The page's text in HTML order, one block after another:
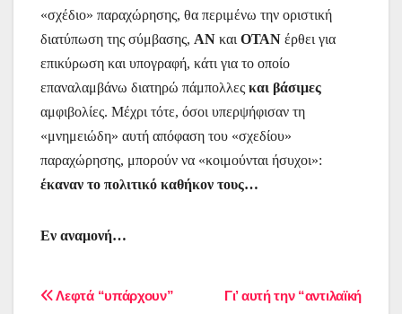
«σχέδιο» παραχώρησης, θα περιμένω την οριστική
διατύπωση της σύμβασης, ΑΝ και ΟΤΑΝ έρθει για
επικύρωση και υπογραφή, κάτι για το οποίο
επαναλαμβάνω διατηρώ πάμπολλες και βάσιμες
αμφιβολίες. Μέχρι τότε, όσοι υπερψήφισαν τη
«μνημειώδη» αυτή απόφαση του «σχεδίου»
παραχώρησης, μπορούν να «κοιμούνται ήσυχοι»:
έκαναν το πολιτικό καθήκον τους…
Εν αναμονή…
Πλοήγηση
Γι’ αυτή την “αντιλαϊκή
Λεφτά “υπάρχουν”